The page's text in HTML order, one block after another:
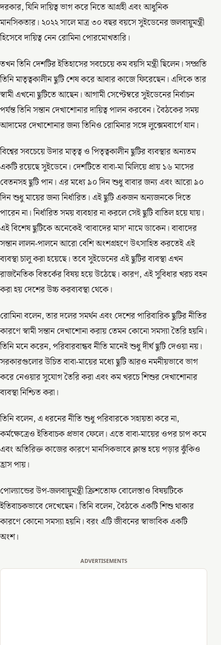
দরকার, যিনি দায়িত্ব ভাগ করে নিতে আগ্রহী এবং আধুনিক
মানসিকতার। ২০২২ সালে মাত্র ৩০ বছর বয়সে সুইডেনের জলবায়ুমন্ত্রী
হিসেবে দায়িত্ব নেন রোমিনা পোরমোখতারি।
তখন তিনি দেশটির ইতিহাসের সবচেয়ে কম বয়সি মন্ত্রী ছিলেন। সম্প্রতি
তিনি মাতৃত্বকালীন ছুটি শেষ করে আবার কাজে ফিরেছেন। এদিকে তার
স্বামী এখনো ছুটিতে আছেন। আগামী সেপ্টেম্বরে সুইডেনের নির্বাচন
পর্যন্ত তিনি সন্তান দেখাশোনার দায়িত্ব পালন করবেন। বৈঠকের সময়
আদামের দেখাশোনার জন্য তিনিও রোমিনার সঙ্গে লুক্সেমবার্গে যান।
বিশ্বের সবচেয়ে উদার মাতৃত্ব ও পিতৃত্বকালীন ছুটির ব্যবস্থার অন্যতম
একটি রয়েছে সুইডেনে। দেশটিতে বাবা-মা মিলিয়ে প্রায় ১৬ মাসের
বেতনসহ ছুটি পান। এর মধ্যে ৯০ দিন শুধু বাবার জন্য এবং আরো ৯০
দিন শুধু মায়ের জন্য নির্ধারিত। এই ছুটি একজন অন্যজনকে দিতে
পারেন না। নির্ধারিত সময় ব্যবহার না করলে সেই ছুটি বাতিল হয়ে যায়।
এই বিশেষ ছুটিকে অনেকেই ‘বাবাদের মাস’ নামে ডাকেন। বাবাদের
সন্তান লালন-পালনে আরো বেশি অংশগ্রহণে উৎসাহিত করতেই এই
ব্যবস্থা চালু করা হয়েছে। তবে সুইডেনের এই ছুটির ব্যবস্থা এখন
রাজনৈতিক বিতর্কের বিষয় হয়ে উঠেছে। কারণ, এই সুবিধার খরচ বহন
করা হয় দেশের উচ্চ করব্যবস্থা থেকে।
রোমিনা বলেন, তার দলের সমর্থন এবং দেশের পারিবারিক ছুটির নীতির
কারণে স্বামী সন্তান দেখাশোনা করায় তেমন কোনো সমস্যা তৈরি হয়নি।
তিনি মনে করেন, পরিবারবান্ধব নীতি মানেই শুধু দীর্ঘ ছুটি দেওয়া নয়।
সরকারগুলোর উচিত বাবা-মায়ের মধ্যে ছুটি আরও নমনীয়ভাবে ভাগ
করে নেওয়ার সুযোগ তৈরি করা এবং কম খরচে শিশুর দেখাশোনার
ব্যবস্থা নিশ্চিত করা।
তিনি বলেন, এ ধরনের নীতি শুধু পরিবারকে সহায়তা করে না,
কর্মক্ষেত্রেও ইতিবাচক প্রভাব ফেলে। এতে বাবা-মায়ের ওপর চাপ কমে
এবং অতিরিক্ত কাজের কারণে মানসিকভাবে ক্লান্ত হয়ে পড়ার ঝুঁকিও
হ্রাস পায়।
পোল্যান্ডের উপ-জলবায়ুমন্ত্রী ক্রিশতোফ বোলেস্তাও বিষয়টিকে
ইতিবাচকভাবে দেখেছেন। তিনি বলেন, বৈঠকে একটি শিশু থাকার
কারণে কোনো সমস্যা হয়নি। বরং এটি জীবনের স্বাভাবিক একটি
অংশ।
ADVERTISEMENTS